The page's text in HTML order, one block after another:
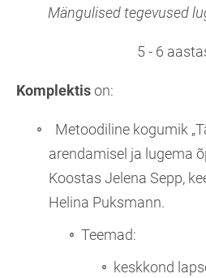
Mängulised tegevused
5 - 6
Komplektison:
Metoodiline kogumik
arendamisel ja lugema
Koostas Jelena Sepp,
Helina Puksmann.
Teemad:
keskkond